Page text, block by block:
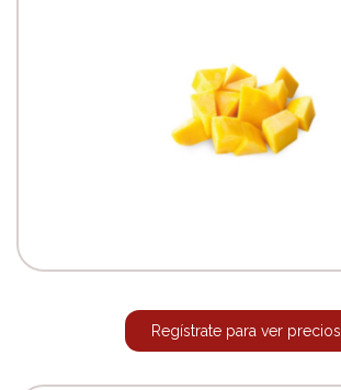
Regístrate para ver precios